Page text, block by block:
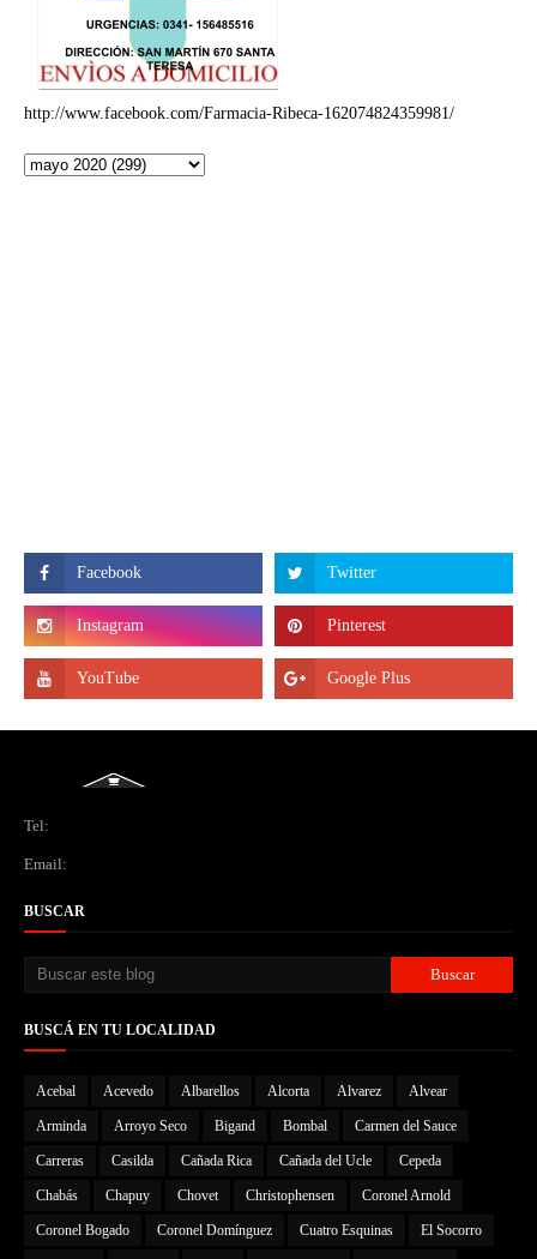
http://www.facebook.com/Farmacia-Ribeca-162074824359981/
Tel:
Email:
BUSCAR
BUSCÁ EN TU LOCALIDAD
Acebal Acevedo Albarellos Alcorta Alvarez Alvear
Arminda Arroyo Seco Bigand Bombal Carmen del Sauce
Carreras Casilda Cañada Rica Cañada del Ucle Cepeda
Chabás Chapuy Chovet Christophensen Coronel Arnold
Coronel Bogado Coronel Domínguez Cuatro Esquinas El Socorro